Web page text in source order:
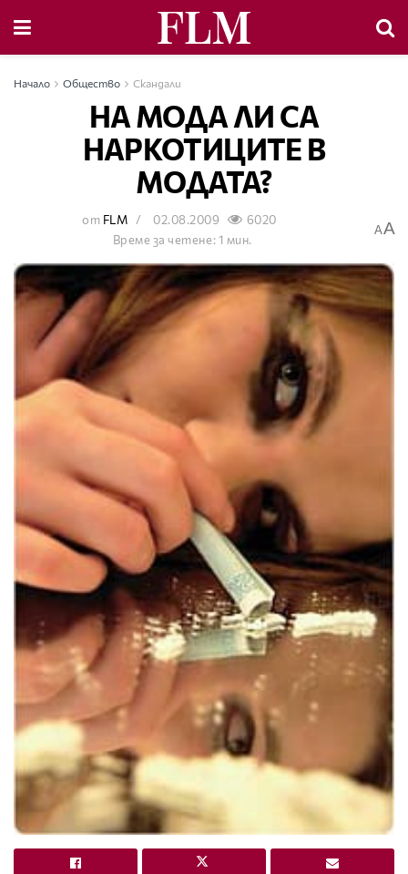
Начало Общество Скандали
НА МОДА ЛИ СА
НАРКОТИЦИТЕ В
МОДАТА?
от FLM 02.08.2009
6020
Време за четене: 1 мин.
AA